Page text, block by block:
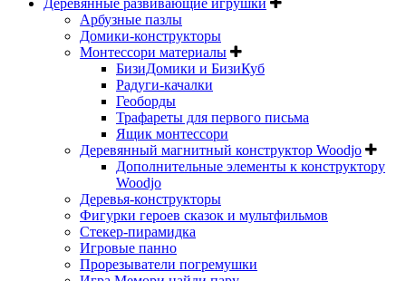
Деревянные развивающие игрушки
Арбузные пазлы
Домики-конструкторы
Монтессори материалы
БизиДомики и БизиКуб
Радуги-качалки
Геоборды
Трафареты для первого письма
Ящик монтессори
Деревянный магнитный конструктор Woodjo
Дополнительные элементы к конструктору
Woodjo
Деревья-конструкторы
Фигурки героев сказок и мультфильмов
Стекер-пирамидка
Игровые панно
Прорезыватели погремушки